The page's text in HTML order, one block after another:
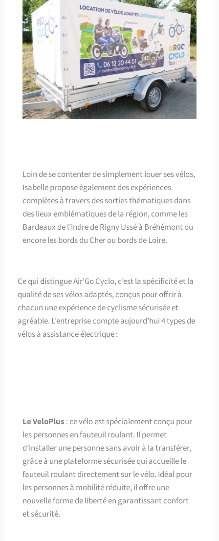
Loin de se contenter de simplement louer ses vélos,
Isabelle propose également des expériences
complètes à travers des sorties thématiques dans
des lieux emblématiques de la région, comme les
Bardeaux de l’Indre de Rigny Ussé à Bréhémont ou
encore les bords du Cher ou bords de Loire.
Ce qui distingue Air’Go Cyclo, c’est la spécificité et la
qualité de ses vélos adaptés, conçus pour offrir à
chacun une expérience de cyclisme sécurisée et
agréable. L’entreprise compte aujourd’hui 4 types de
vélos à assistance électrique :
Le VeloPlus : ce vélo est spécialement conçu pour
les personnes en fauteuil roulant. Il permet
d’installer une personne sans avoir à la transférer,
grâce à une plateforme sécurisée qui accueille le
fauteuil roulant directement sur le vélo. Idéal pour
les personnes à mobilité réduite, il offre une
nouvelle forme de liberté en garantissant confort
et sécurité.